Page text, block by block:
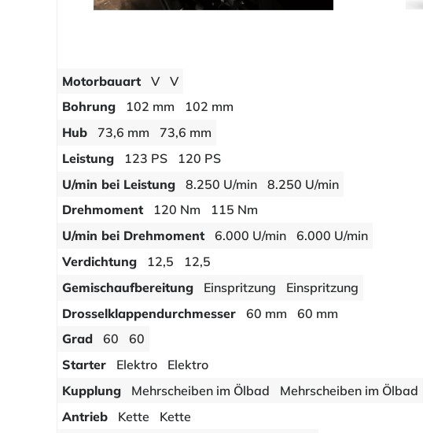
Motorbauart
V
V
Bohrung
102 mm
102 mm
Hub
73,6 mm
73,6 mm
Leistung
123 PS
120 PS
U/min bei Leistung
8.250 U/min
8.250 U/min
Drehmoment
120 Nm
115 Nm
U/min bei Drehmoment
6.000 U/min
6.000 U/min
Verdichtung
12,5
12,5
Gemischaufbereitung
Einspritzung
Einspritzung
Drosselklappendurchmesser
60 mm
60 mm
Grad
60
60
Starter
Elektro
Elektro
Kupplung
Mehrscheiben im Ölbad
Mehrscheiben im Ölbad
Antrieb
Kette
Kette